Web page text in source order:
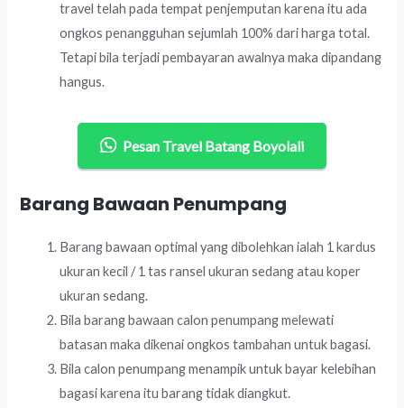
travel telah pada tempat penjemputan karena itu ada
ongkos penangguhan sejumlah 100% dari harga total.
Tetapi bila terjadi pembayaran awalnya maka dipandang
hangus.
Pesan Travel Batang Boyolali
Barang Bawaan Penumpang
Barang bawaan optimal yang dibolehkan ialah 1 kardus
ukuran kecil / 1 tas ransel ukuran sedang atau koper
ukuran sedang.
Bila barang bawaan calon penumpang melewati
batasan maka dikenai ongkos tambahan untuk bagasi.
Bila calon penumpang menampik untuk bayar kelebihan
bagasi karena itu barang tidak diangkut.